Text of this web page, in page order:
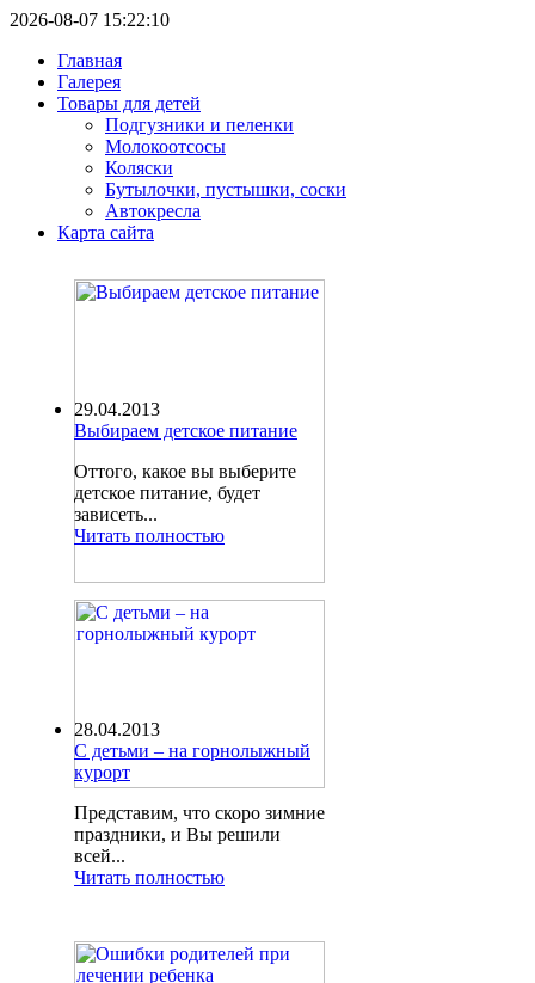
2026-08-07 15:22:10
Главная
Галерея
Товары для детей
Подгузники и пеленки
Молокоотсосы
Коляски
Бутылочки, пустышки, соски
Автокресла
Карта сайта
29.04.2013
Выбираем детское питание
Оттого, какое вы выберите
детское питание, будет
зависеть...
Читать полностью
28.04.2013
С детьми – на горнолыжный
курорт
Представим, что скоро зимние
праздники, и Вы решили
всей...
Читать полностью